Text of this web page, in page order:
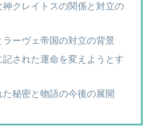
クレイトスの関係と対立の
ラーヴェ帝国の対立の背景
記された運命を変えようとす
た秘密と物語の今後の展開